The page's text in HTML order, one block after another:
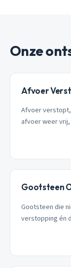
Onze
Afvoer
Afvoer verstopt,
afvoer weer
Gootsteen
Gootsteen die
verstopping én